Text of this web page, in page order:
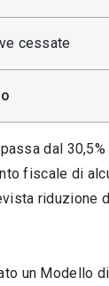
cessate
dal
fiscale di
riduzione
un Modello